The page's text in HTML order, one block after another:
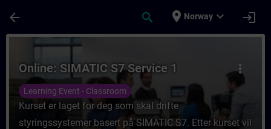
arrow_back search place Norway expand_more login
Kurs - Online: SIMATIC S7 Service 1 -
more_vert
Online: SIMATIC S7 Service 1
Learning Event - Classroom
Kurset er laget for deg som skal drifte
styringssystemer basert på SIMATIC S7. Etter kurset vil